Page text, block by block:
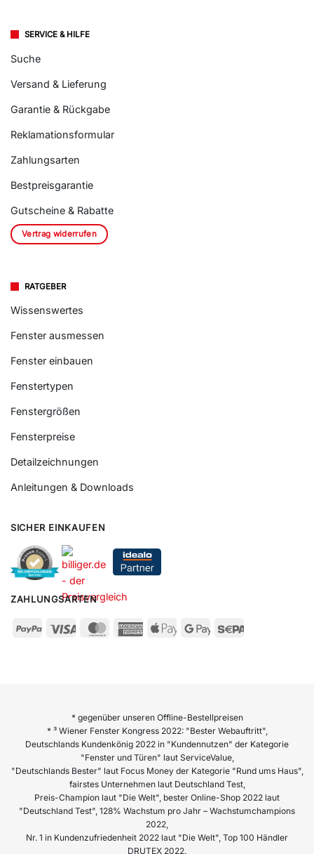
SERVICE & HILFE
Suche
Versand & Lieferung
Garantie & Rückgabe
Reklamationsformular
Zahlungsarten
Bestpreisgarantie
Gutscheine & Rabatte
Vertrag widerrufen
RATGEBER
Wissenswertes
Fenster ausmessen
Fenster einbauen
Fenstertypen
Fenstergrößen
Fensterpreise
Detailzeichnungen
Anleitungen & Downloads
SICHER EINKAUFEN
ZAHLUNGSARTEN
* gegenüber unseren Offline-Bestellpreisen
* ³ Wiener Fenster Kongress 2022: "Bester Webauftritt",
Deutschlands Kundenkönig 2022 in "Kundennutzen" der Kategorie
"Fenster und Türen" laut ServiceValue,
"Deutschlands Bester" laut Focus Money der Kategorie "Rund ums Haus",
fairstes Unternehmen laut Deutschland Test,
Preis-Champion laut "Die Welt", bester Online-Shop 2022 laut
"Deutschland Test", 128% Wachstum pro Jahr – Wachstumchampions
2022,
Nr. 1 in Kundenzufriedenheit 2022 laut "Die Welt", Top 100 Händler
DRUTEX 2022.